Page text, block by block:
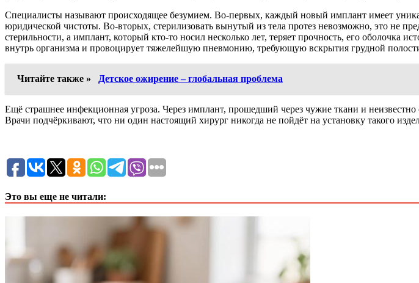
Специалисты называют происходящее безумием. Во-первых, каждый новый имплант имеет
юридической чистоты. Во-вторых, стерилизовать вынутый из тела протез невозможно, это не
стерильности, а имплант, который кто-то носил несколько лет, теряет прочность, его оболочка
внутрь организма и провоцирует тяжелейшую пневмонию, требующую вскрытия грудной
Читайте также » Детское ожирение – глобальная проблема
Ещё страшнее инфекционная угроза. Через имплант, прошедший через чужие ткани и
Врачи подчёркивают, что ни один настоящий хирург никогда не пойдёт на установку такого
Это вы еще не читали: